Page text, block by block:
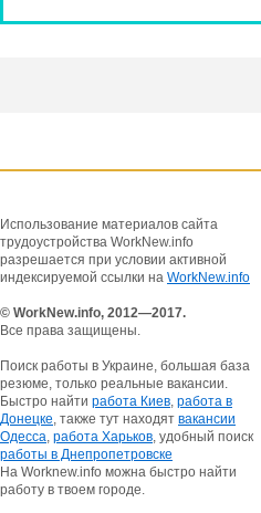
Использование материалов сайта
трудоустройства WorkNew.info
разрешается при условии активной
индексируемой ссылки на WorkNew.info
© WorkNew.info, 2012—2017.
Все права защищены.
Поиск работы в Украине, большая база
резюме, только реальные вакансии.
Быстро найти работа Киев, работа в
Донецке, также тут находят вакансии
Одесса, работа Харьков, удобный поиск
работы в Днепропетровске
На Worknew.info можна быстро найти
работу в твоем городе.